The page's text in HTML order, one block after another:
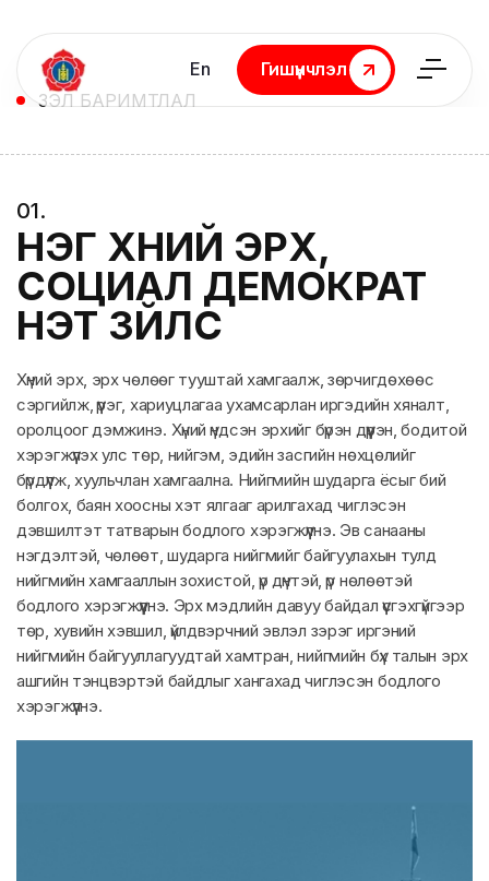
En
Гишүүнчлэл
Гишүүнчлэл
ҮЗЭЛ БАРИМТЛАЛ
01.
НЭГ ХҮНИЙ ЭРХ,
СОЦИАЛ ДЕМОКРАТ
ҮНЭТ ЗҮЙЛС
Хүний эрх, эрх чөлөөг тууштай хамгаалж, зөрчигдөхөөс
сэргийлж, үүрэг, хариуцлагаа ухамсарлан иргэдийн хяналт,
оролцоог дэмжинэ. Хүний үндсэн эрхийг бүрэн дүүрэн, бодитой
хэрэгжүүлэх улс төр, нийгэм, эдийн засгийн нөхцөлийг
бүрдүүлж, хуульчлан хамгаална. Нийгмийн шударга ёсыг бий
болгох, баян хоосны хэт ялгааг арилгахад чиглэсэн
дэвшилтэт татварын бодлого хэрэгжүүлнэ. Эв санааны
нэгдэлтэй, чөлөөт, шударга нийгмийг байгуулахын тулд
нийгмийн хамгааллын зохистой, үр дүнтэй, үр нөлөөтэй
бодлого хэрэгжүүлнэ. Эрх мэдлийн давуу байдал үүсгэхгүйгээр
төр, хувийн хэвшил, үйлдвэрчний эвлэл зэрэг иргэний
нийгмийн байгууллагуудтай хамтран, нийгмийн бүх талын эрх
ашгийн тэнцвэртэй байдлыг хангахад чиглэсэн бодлого
хэрэгжүүлнэ.